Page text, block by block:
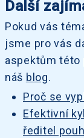
Další
Pokud vás
jsme pro vás
aspektům této
náš blog.
Proč se
Efektivní
ředitel